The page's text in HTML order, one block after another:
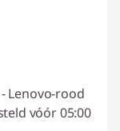
Lenovo-rood
vóór 05:00